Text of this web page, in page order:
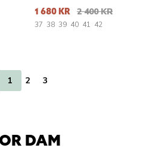
1 680 KR 2 400 KR
37 38 39 40 41 42
1 2 3
DAM